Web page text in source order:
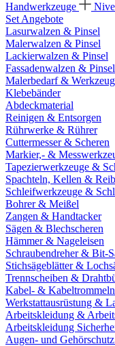
Handwerkzeuge
Set Angebote
Lasurwalzen & Pinsel
Malerwalzen & Pinsel
Lackierwalzen & Pinsel
Fassadenwalzen & Pinsel
Malerbedarf &
Klebebänder
Abdeckmaterial
Reinigen & Entsorgen
Rührwerke & Rührer
Cuttermesser & Scheren
Markier,- &
Tapezierwerkzeuge &
Spachteln, Kellen &
Schleifwerkzeuge &
Bohrer & Meißel
Zangen & Handtacker
Sägen & Blechscheren
Hämmer & Nageleisen
Schraubendreher & Bit-
Stichsägeblätter &
Trennscheiben &
Kabel- &
Werkstattausrüstung &
Arbeitskleidung &
Arbeitskleidung
Augen- und Gehörschutz